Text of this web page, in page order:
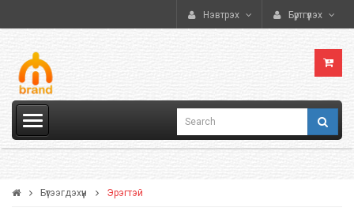
Нэвтрэх Бүртгүүлэх
Бүтээгдэхүүн Эрэгтэй